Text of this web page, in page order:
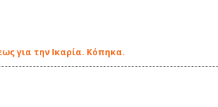
για την Ικαρία. Κόπηκα.